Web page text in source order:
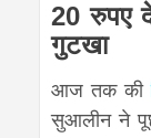
20 रुपए
गुटखा
आज तक की
सुआलीन ने